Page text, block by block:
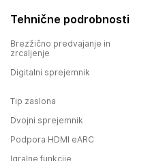
Tehnične podrobnosti
Brezžično predvajanje in
zrcaljenje
Digitalni sprejemnik
Tip zaslona
Dvojni sprejemnik
Podpora HDMI eARC
Igralne funkcije